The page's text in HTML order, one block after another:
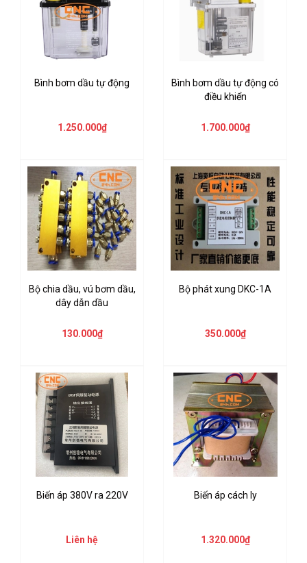
Bình bơm dầu tự động
1.250.000₫
Bình bơm dầu tự động có
điều khiển
1.700.000₫
Bộ chia dầu, vú bơm dầu,
dây dẫn dầu
130.000₫
Bộ phát xung DKC-1A
350.000₫
Biến áp 380V ra 220V
Liên hệ
Biến áp cách ly
1.320.000₫